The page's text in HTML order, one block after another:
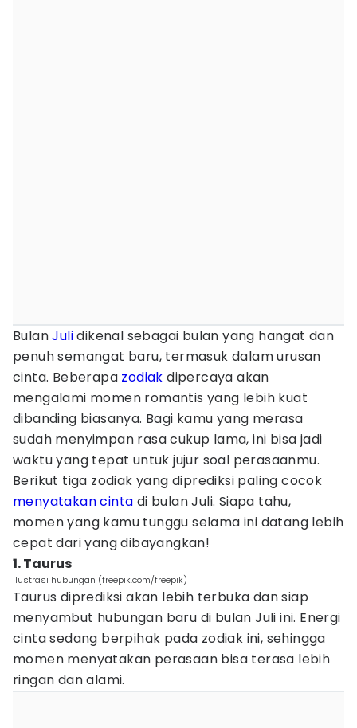
BulanJulidikenal sebagai bulan yang hangat dan
penuh semangat baru, termasuk dalam urusan
cinta. Beberapa zodiak dipercaya akan
mengalami momen romantis yang lebih kuat
dibanding biasanya. Bagi kamu yang merasa
sudah menyimpan rasa cukup lama, ini bisa jadi
waktu yang tepat untuk jujur soal perasaanmu.
Berikut tiga zodiak yang diprediksi paling cocok
menyatakan cinta di bulan Juli. Siapa tahu,
momen yang kamu tunggu selama ini datang lebih
cepat dari yang dibayangkan!
1. Taurus
Ilustrasi hubungan (freepik.com/freepik)
Taurus diprediksi akan lebih terbuka dan siap
menyambut hubungan baru di bulan Juli ini. Energi
cinta sedang berpihak pada zodiak ini, sehingga
momen menyatakan perasaan bisa terasa lebih
ringan dan alami.